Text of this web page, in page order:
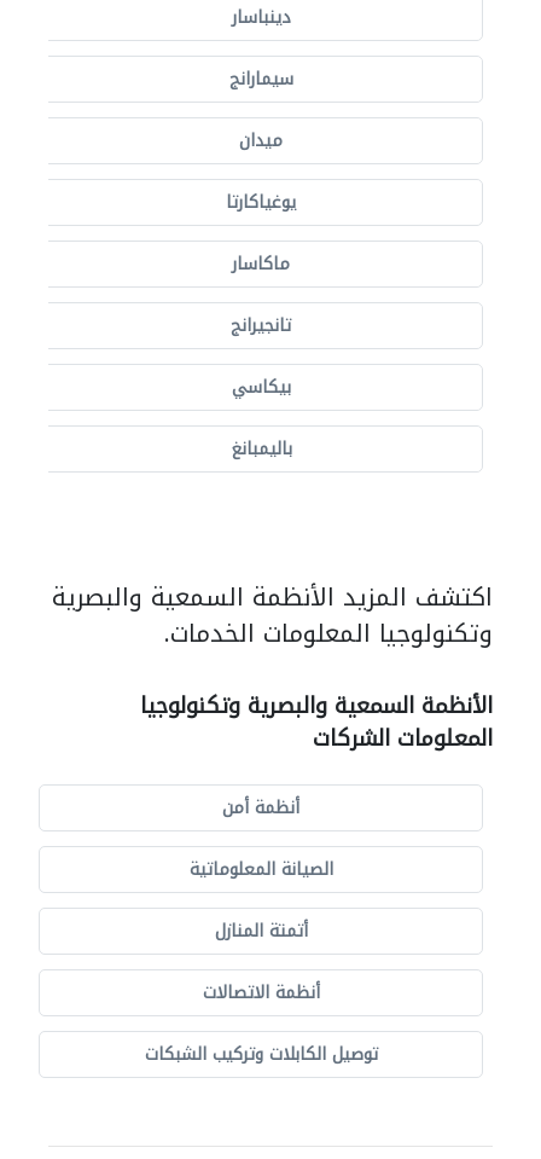
دينباسار
سيمارانج
ميدان
يوغياكارتا
ماكاسار
تانجيرانج
بيكاسي
باليمبانغ
اكتشف المزيد الأنظمة السمعية والبصرية
وتكنولوجيا المعلومات الخدمات.
الأنظمة السمعية والبصرية وتكنولوجيا
المعلومات الشركات
أنظمة أمن
الصيانة المعلوماتية
أتمتة المنازل
أنظمة الاتصالات
توصيل الكابلات وتركيب الشبكات